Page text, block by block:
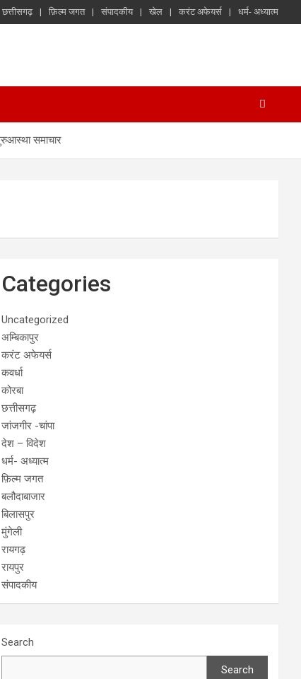
छत्तीसगढ़ फ़िल्म जगत संपादकीय खेल करंट अफेयर्स धर्म- अध्यात्म
समाचार
Categories
Uncategorized
अम्बिकापुर
करंट अफेयर्स
कवर्धा
कोरबा
छत्तीसगढ़
जांजगीर -चांपा
देश – विदेश
धर्म- अध्यात्म
फ़िल्म जगत
बलौदाबाजार
बिलासपुर
मुंगेली
रायगढ़
रायपुर
संपादकीय
Search
Search